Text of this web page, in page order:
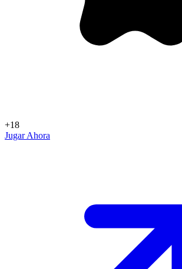
+18
Jugar Ahora